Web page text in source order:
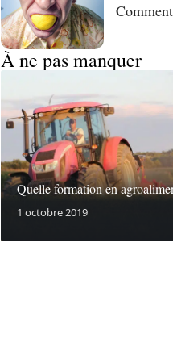
À ne pas manquer
Quelle formation en
1 octobre 2019